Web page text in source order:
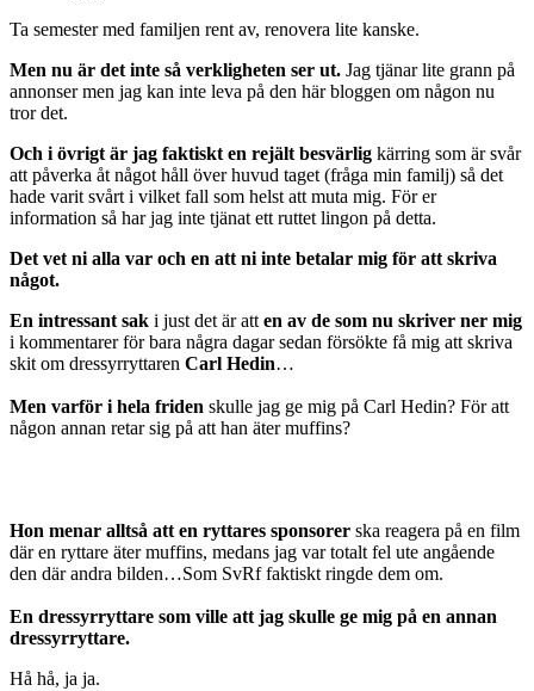
Ta semester med familjen rent av, renovera lite kanske.
Men nu är det inte så verkligheten ser ut. Jag tjänar lite grann på
annonser men jag kan inte leva på den här bloggen om någon nu
tror det.
Och i övrigt är jag faktiskt en rejält besvärlig kärring som är svår
att påverka åt något håll över huvud taget (fråga min familj) så det
hade varit svårt i vilket fall som helst att muta mig. För er
information så har jag inte tjänat ett ruttet lingon på detta.
Det vet ni alla var och en att ni inte betalar mig för att skriva
något.
En intressant sak i just det är att en av de som nu skriver ner mig
i kommentarer för bara några dagar sedan försökte få mig att skriva
skit om dressyrryttaren Carl Hedin…
Men varför i hela friden skulle jag ge mig på Carl Hedin? För att
någon annan retar sig på att han äter muffins?
Hon menar alltså att en ryttares sponsorer ska reagera på en film
där en ryttare äter muffins, medans jag var totalt fel ute angående
den där andra bilden…Som SvRf faktiskt ringde dem om.
En dressyrryttare som ville att jag skulle ge mig på en annan
dressyrryttare.
Hå hå, ja ja.